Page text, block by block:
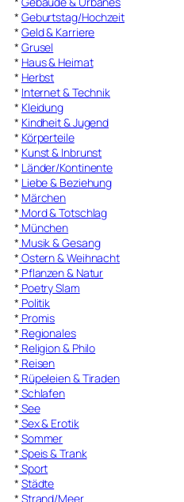
* Geburtstag/Hochzeit
* Geld & Karriere
* Grusel
* Haus & Heimat
* Herbst
* Internet & Technik
* Kleidung
* Kindheit & Jugend
* Körperteile
* Kunst & Inbrunst
* Länder/Kontinente
* Liebe & Beziehung
* Märchen
* Mord & Totschlag
* München
* Musik & Gesang
* Ostern & Weihnacht
* Pflanzen & Natur
* Poetry Slam
* Politik
* Promis
* Regionales
* Religion & Philo
* Reisen
* Rüpeleien & Tiraden
* Schlafen
* See
* Sex & Erotik
* Sommer
* Speis & Trank
* Sport
* Städte
* Strand/Meer